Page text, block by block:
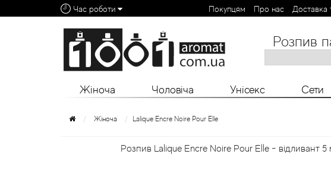
Час роботи Покупцям Про нас Доставка
Алфавітний покажчик: 0 - 9 A B C D F G H M N O P R
Розпив
Жіноча Чоловіча Унісекс Сети
Жіноча Lalique Encre Noire Pour Elle
Розпив Lalique Encre Noire Pour Elle - відливант 5